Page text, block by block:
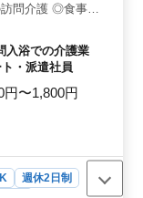
問介護 ◎食事介
イレへの移動や
会保険完備 ◎シ
お気軽にお問い
入浴での介護業
・派遣社員
円〜1,800円
週休2日制